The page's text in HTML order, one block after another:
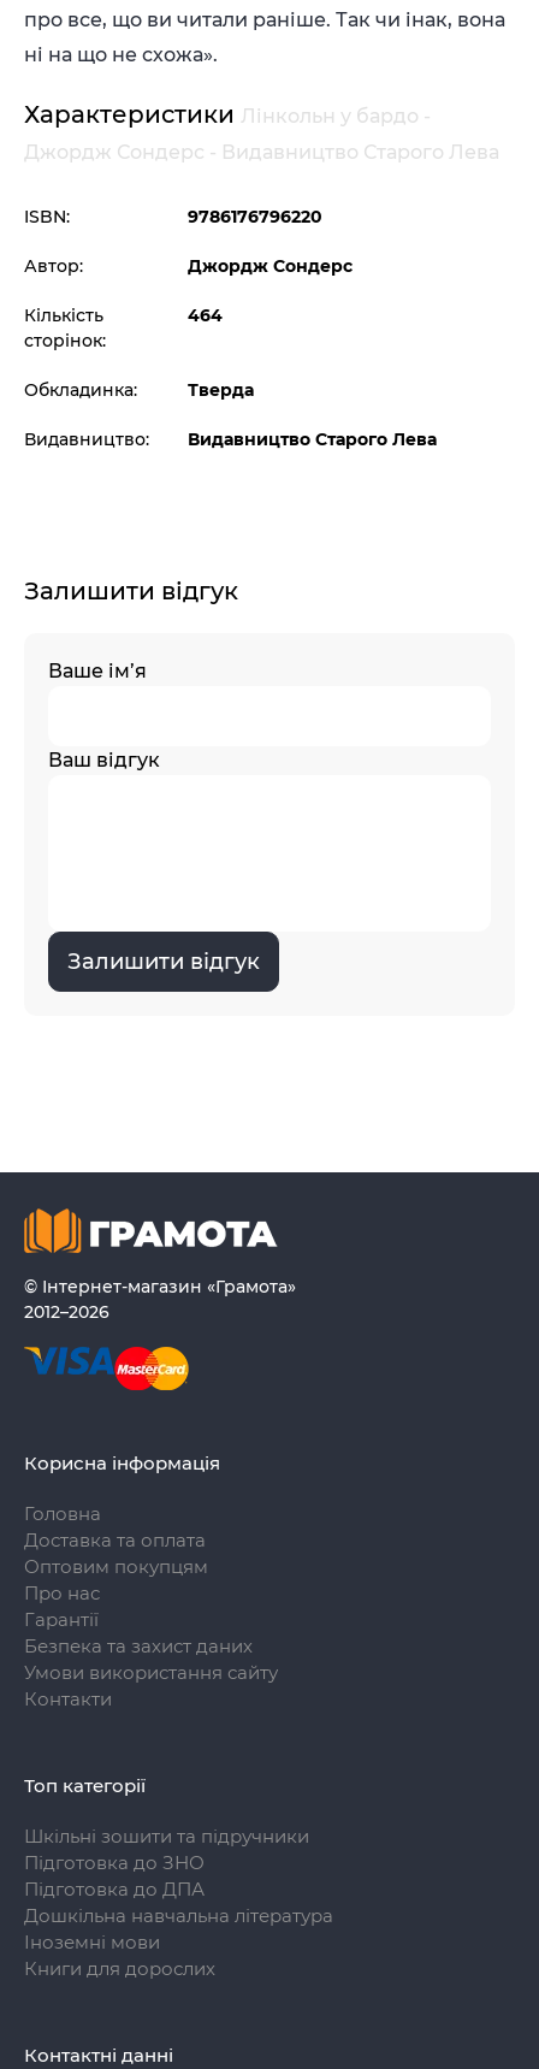
про все, що ви читали раніше. Так чи інак, вона
ні на що не схожа».
Характеристики Лінкольн у бардо -
Джордж Сондерс - Видавництво Старого Лева
ISBN: 9786176796220
Автор: Джордж Сондерс
Кількість
сторінок:
464
Обкладинка: Тверда
Видавництво: Видавництво Старого Лева
Залишити відгук
Ваше ім’я
Ваш відгук
Залишити відгук
© Інтернет-магазин «Грамота»
2012–2026
Корисна інформація
Головна
Доставка та оплата
Оптовим покупцям
Про нас
Гарантії
Безпека та захист даних
Умови використання сайту
Контакти
Топ категорії
Шкільні зошити та підручники
Підготовка до ЗНО
Підготовка до ДПА
Дошкільна навчальна література
Іноземні мови
Книги для дорослих
Контактні данні